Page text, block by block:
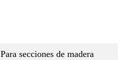
Para secciones de madera